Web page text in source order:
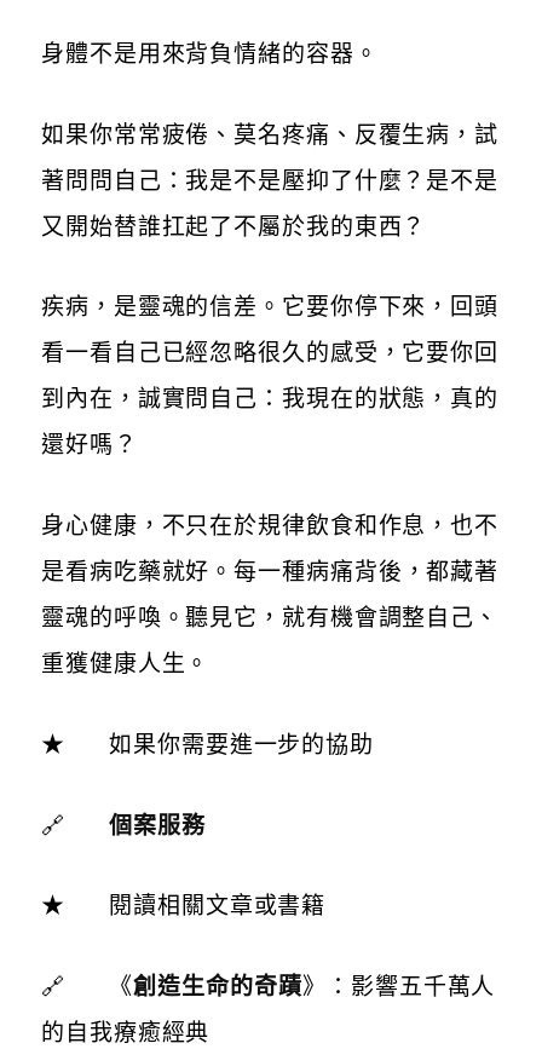
身體不是用來背負情緒的容器。
如果你常常疲倦、莫名疼痛、反覆生病，試
著問問自己：我是不是壓抑了什麼？是不是
又開始替誰扛起了不屬於我的東西？
疾病，是靈魂的信差。它要你停下來，回頭
看一看自己已經忽略很久的感受，它要你回
到內在，誠實問自己：我現在的狀態，真的
還好嗎？
身心健康，不只在於規律飲食和作息，也不
是看病吃藥就好。每一種病痛背後，都藏著
靈魂的呼喚。聽見它，就有機會調整自己、
重獲健康人生。
★ 如果你需要進一步的協助
🔗個案服務
★ 閱讀相關文章或書籍
🔗 《創造生命的奇蹟》：影響五千萬人
的自我療癒經典